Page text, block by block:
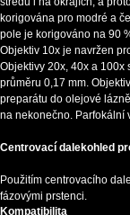
korigována pro modré a
pole je korigováno na 90
Objektiv 10x je navržen
Objektivy 20x, 40x a 100x
průměru 0,17 mm.
preparátu do olejové
na nekonečno. Parfokální
Centrovací dalekohled
Použitím centrovacího
fázovými prstenci.
Kompatibilita